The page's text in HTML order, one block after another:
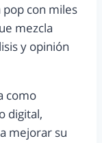
pop con miles
mezcla
y opinión
como
digital,
mejorar su